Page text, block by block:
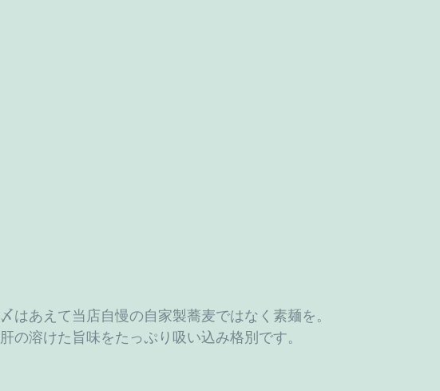
〆はあえて当店自慢の自家製蕎麦ではなく素麺を。
肝の溶けた旨味をたっぷり吸い込み格別です。